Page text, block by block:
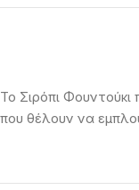
Το Σιρόπι
που θέλουν να